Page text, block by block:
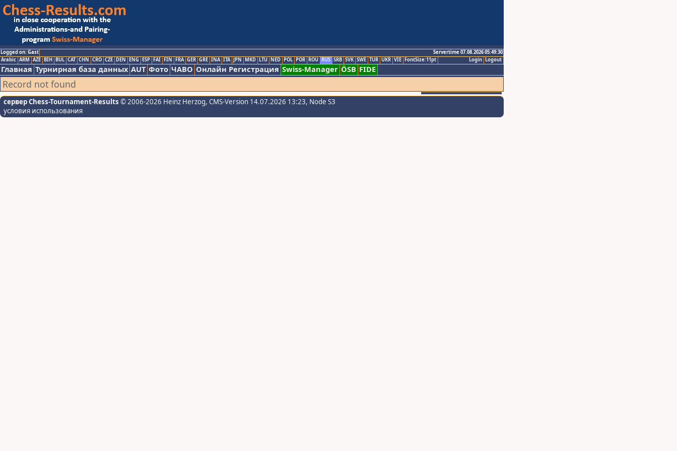
Logged on: Gast
Servertime 07.08.2026 05:49:30
Logout
Login
Arabic ARM AZE BIH BUL CAT CHN CRO CZE DEN ENG ESP FAI FIN FRA GER GRE INA ITA JPN MKD LTU NED POL POR ROU RUS SRB SVK SWE TUR UKR VIE FontSize:11pt
Главная Турнирная база данных AUT Фото ЧАВО Онлайн Регистрация Swiss-Manager ÖSB FIDE
Record not found
сервер Chess-Tournament-Results © 2006-2026 Heinz Herzog, CMS-Version 14.07.2026 13:23, Node S3
условия использования